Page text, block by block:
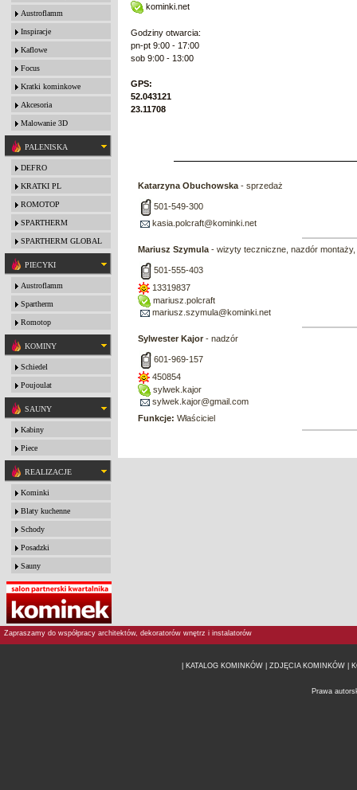
Austroflamm
Inspiracje
Kaflowe
Focus
Kratki kominkowe
Akcesoria
Malowanie 3D
PALENISKA
DEFRO
KRATKI PL
ROMOTOP
SPARTHERM
SPARTHERM GLOBAL
PIECYKI
Austroflamm
Spartherm
Romotop
KOMINY
Schiedel
Poujoulat
SAUNY
Kabiny
Piece
REALIZACJE
Kominki
Blaty kuchenne
Schody
Posadzki
Sauny
kominki.net
Godziny otwarcia:
pn-pt 9:00 - 17:00
sob 9:00 - 13:00
GPS:
52.043121
23.11708
Katarzyna Obuchowska - sprzedaż
501-549-300
kasia.polcraft@kominki.net
Mariusz Szymula - wizyty teczniczne, nazdór
501-555-403
13319837
mariusz.polcraft
mariusz.szymula@kominki.net
Sylwester Kajor - nadzór
601-969-157
450854
sylwek.kajor
sylwek.kajor@gmail.com
Funkcje:Właściciel
Zapraszamy do współpracy architektów, dekoratorów wnętrz i instalatorów
| KATALOG KOMINKÓW | ZDJĘCIA KOMINKÓW |
Prawa